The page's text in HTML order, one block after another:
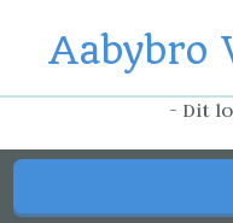
Aabybro
- Dit